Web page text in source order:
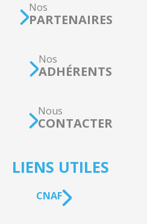
Nos
PARTENAIRES
Nos
ADHÉRENTS
Nous
CONTACTER
LIENS UTILES
CNAF